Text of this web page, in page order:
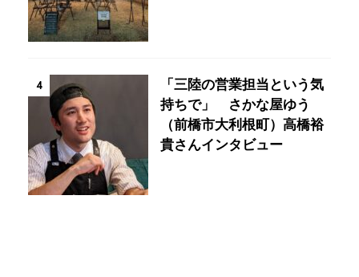
4
「三陸の営業担当という気
持ちで」 さかな屋ゆう
（前橋市大利根町）高橋裕
貴さんインタビュー